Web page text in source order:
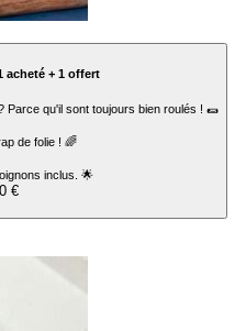
acheté + 1 offert
Parce qu'il sont toujours bien roulés ! 🌯
de folie ! 🌈
inclus. 🌟
€